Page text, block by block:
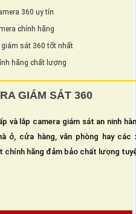
360 uy tín
chính hãng
giám sát 360 tốt nhất
hãng chất lượng
GIÁM SÁT 360
và lắp camera giám sát an ninh
ở, cửa hàng, văn phòng hay các
chính hãng đảm bảo chất lượng